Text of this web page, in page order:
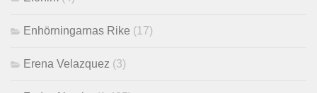
Enhörningarnas Rike (17)
Erena Velazquez (3)